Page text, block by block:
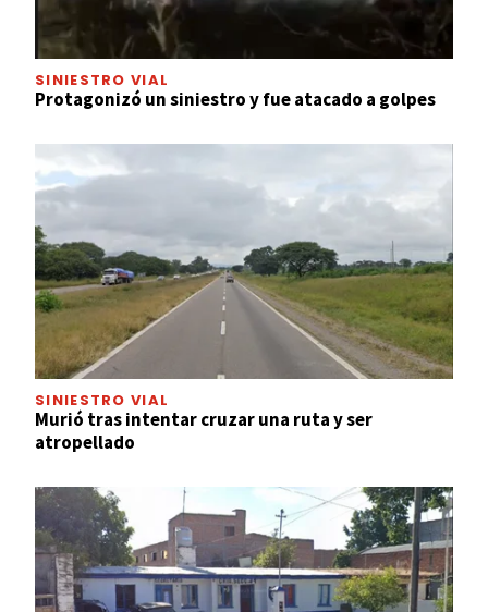
SINIESTRO VIAL
Protagonizó un siniestro y fue atacado a golpes
SINIESTRO VIAL
Murió tras intentar cruzar una ruta y ser
atropellado